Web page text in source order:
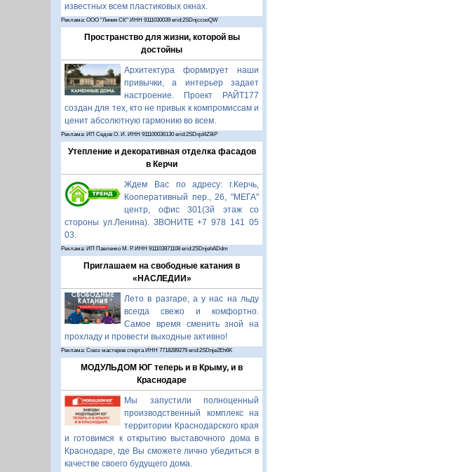
известных всем пластиковых окнах.
Реклама: ООО "Линия СК" ИНН 9111030039 erid:2SDnjccooQW
Пространство для жизни, которой вы
достойны
Архитектура формирует наши
привычки, а интерьер задает
настроение. Проект РАЙТ177
создан для тех, кто не привык к компромиссам и
ценит абсолютную гармонию во всем.
Реклама: ИП Седов О. И. ИНН 911100036130 erid:2SDnjd4Z8iP
Утепление и декоративная отделка фасадов
в Керчи
Ждем Вас по адресу: г.Керчь,
Кооперативный пер., 26, "МЕГА"
центр, офис 301(3й этаж со
стороны ул.Ленина). ЗВОНИТЕ +7 978 141 05
03.
Реклама: ИП Павленко М. Р. ИНН 911103871108 erid:2SDnjehADdm
Приглашаем на свободные катания в
«НАСЛЕДИИ»
Лето в разгаре, а у нас на льду
всегда свежо и комфортно.
Самое время сменить зной на
прохладу и провести выходные активно!
Реклама: Союз мастеров спорта ИНН 7718289279 erid:2SDnje2Eh6K
МОДУЛЬДОМ ЮГ теперь и в Крыму, и в
Краснодаре
Мы запустили полноценный
производственный комплекс на
территории Краснодарского края
и готовимся к открытию выставочного дома в
Краснодаре, где Вы сможете лично убедиться в
качестве своего будущего дома.